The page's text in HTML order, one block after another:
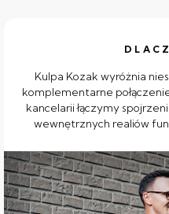
Kulpa Kozak wyróżnia
komplementarne
kancelarii łączymy
wewnętrznych realiów